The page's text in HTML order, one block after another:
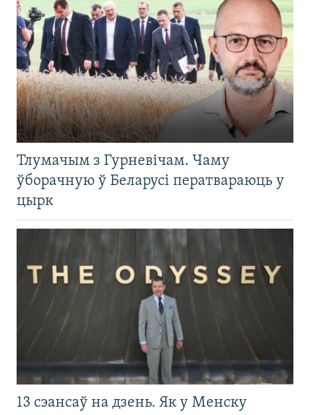
Тлумачым з Гурневічам. Чаму
ўборачную ў Беларусі ператвараюць у
цырк
13 сэансаў на дзень. Як у Менску